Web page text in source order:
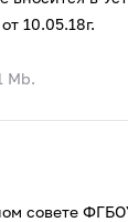
10.05.18г.
Mb.
совете